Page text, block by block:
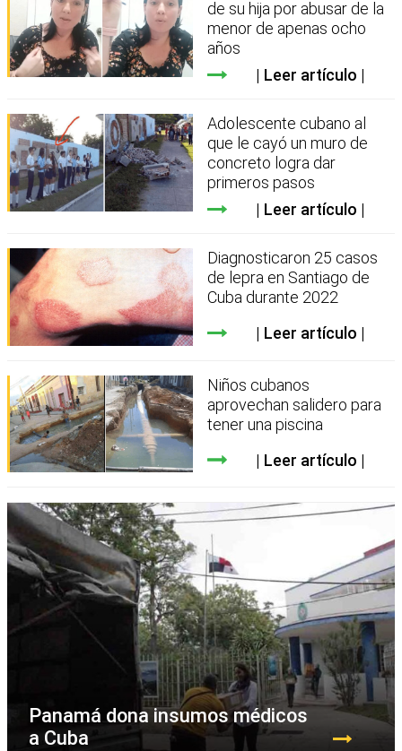
de su hija por abusar de la
menor de apenas ocho
años
Leer artículo
Adolescente cubano al
que le cayó un muro de
concreto logra dar
primeros pasos
Leer artículo
Diagnosticaron 25 casos
de lepra en Santiago de
Cuba durante 2022
Leer artículo
Niños cubanos
aprovechan salidero para
tener una piscina
Leer artículo
Panamá dona insumos médicos
a Cuba